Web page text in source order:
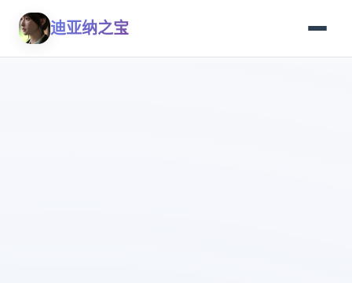
迪亚纳之宝